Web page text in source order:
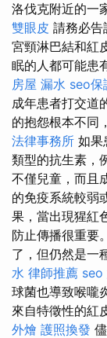
洛伐克附近的一
雙眼皮 請務必
宮頸淋巴結和紅
眠的人都可能患
房屋 漏水 seo保
成年患者打交道
的抱怨根本不同
法律事務所 如果
類型的抗生素，
不僅兒童，而且
的免疫系統較弱
果，當出現猩紅
防止傳播很重要。
了，但仍然是一
水 律師推薦 seo
球菌也導致喉嚨
來自特徵性的紅
外燴 護照換發